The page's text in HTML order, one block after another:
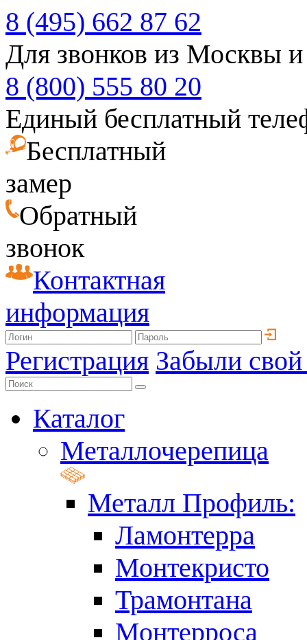
8 (495) 662 87 62
Для звонков из Москвы
8 (800) 555 80 20
Единый бесплатный
Бесплатный
замер
Обратный
звонок
Контактная
информация
Регистрация Забыли
Каталог
Металлочерепица
Металл Профиль:
Ламонтерра
Монтекристо
Трамонтана
Монтерроса